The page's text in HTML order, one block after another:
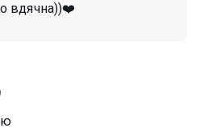
вдячна))❤️